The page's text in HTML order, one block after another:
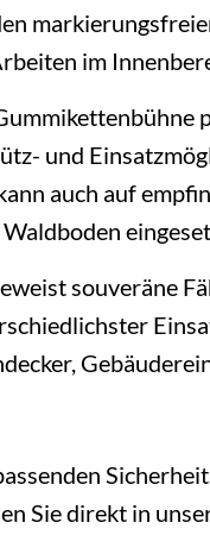
im
und
auch auf
souveräne
Sie direkt in